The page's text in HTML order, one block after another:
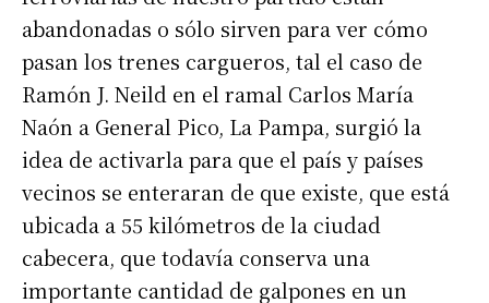
abandonadas o sólo sirven para ver cómo
pasan los trenes cargueros, tal el caso de
Ramón J. Neild en el ramal Carlos María
Naón a General Pico, La Pampa, surgió la
idea de activarla para que el país y países
vecinos se enteraran de que existe, que está
ubicada a 55 kilómetros de la ciudad
cabecera, que todavía conserva una
importante cantidad de galpones en un